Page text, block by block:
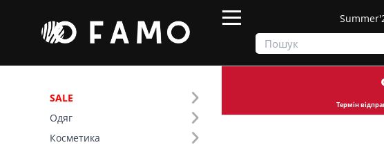
SALE
Одяг
Косметика
Термін